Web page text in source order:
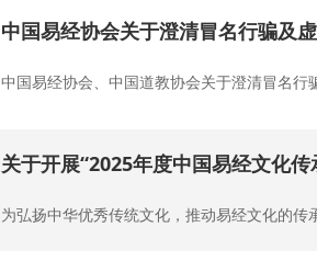
中国易经协会关于澄清冒名行骗及
中国易经协会、中国道教协会关于澄清冒名行
关于开展“2025年度中国易经文化
为弘扬中华优秀传统文化，推动易经文化的传